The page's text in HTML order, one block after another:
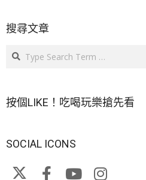
搜尋文章
Search
按個LIKE！吃喝玩樂搶先看
SOCIAL ICONS